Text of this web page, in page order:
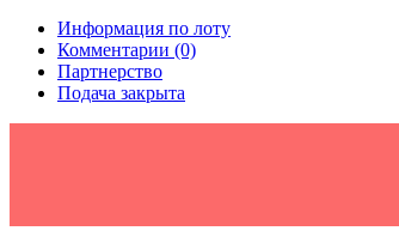
Информация по лоту
Комментарии (0)
Партнерство
Подача закрыта